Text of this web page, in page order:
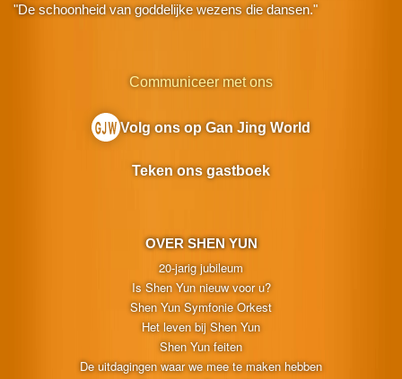
"De schoonheid van goddelijke wezens die dansen."
OVER SHEN YUN
20-jarig jubileum
Is Shen Yun nieuw voor u?
Shen Yun Symfonie Orkest
Het leven bij Shen Yun
Shen Yun feiten
De uitdagingen waar we mee te maken hebben
Communiceer met ons
Volg ons op Gan Jing World
Teken ons gastboek